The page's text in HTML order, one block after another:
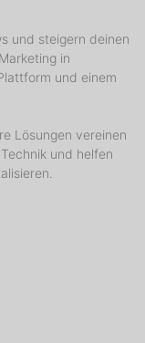
und steigern deinen
in
und einem
Lösungen vereinen
und helfen